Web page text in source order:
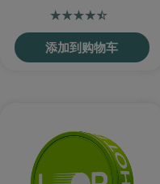
添加到购物车